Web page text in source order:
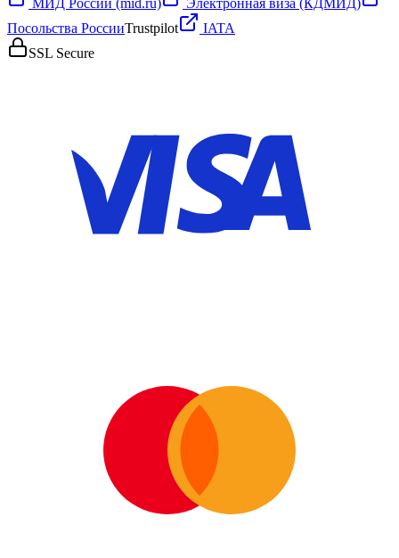
МИД России (mid.ru)
Электронная виза (КДМИД)
Посольства РоссииTrustpilot
IATA
SSL Secure